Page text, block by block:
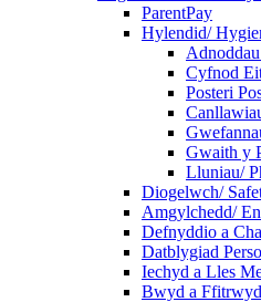
ParentPay
Hylendid/
Cyfnod
Posteri
Gwaith y
Lluniau/
Diogelwch/
Amgylchedd/
Defnyddio a
Datblygiad
Iechyd a Lles
Bwyd a